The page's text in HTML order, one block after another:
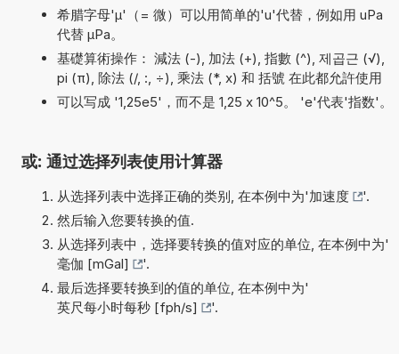
希腊字母'µ'（= 微）可以用简单的'u'代替，例如用 uPa
代替 µPa。
基礎算術操作： 減法 (-), 加法 (+), 指數 (^), 제곱근 (√),
pi (π), 除法 (/, :, ÷), 乘法 (*, x) 和 括號 在此都允許使用
可以写成 '1,25e5'，而不是 1,25 x 10^5。 'e'代表'指数'。
或: 通过选择列表使用计算器
从选择列表中选择正确的类别, 在本例中为'加速度
'.
然后输入您要转换的值.
从选择列表中，选择要转换的值对应的单位, 在本例中为'
毫伽 [mGal]
'.
最后选择要转换到的值的单位, 在本例中为'
英尺每小时每秒 [fph/s]
'.